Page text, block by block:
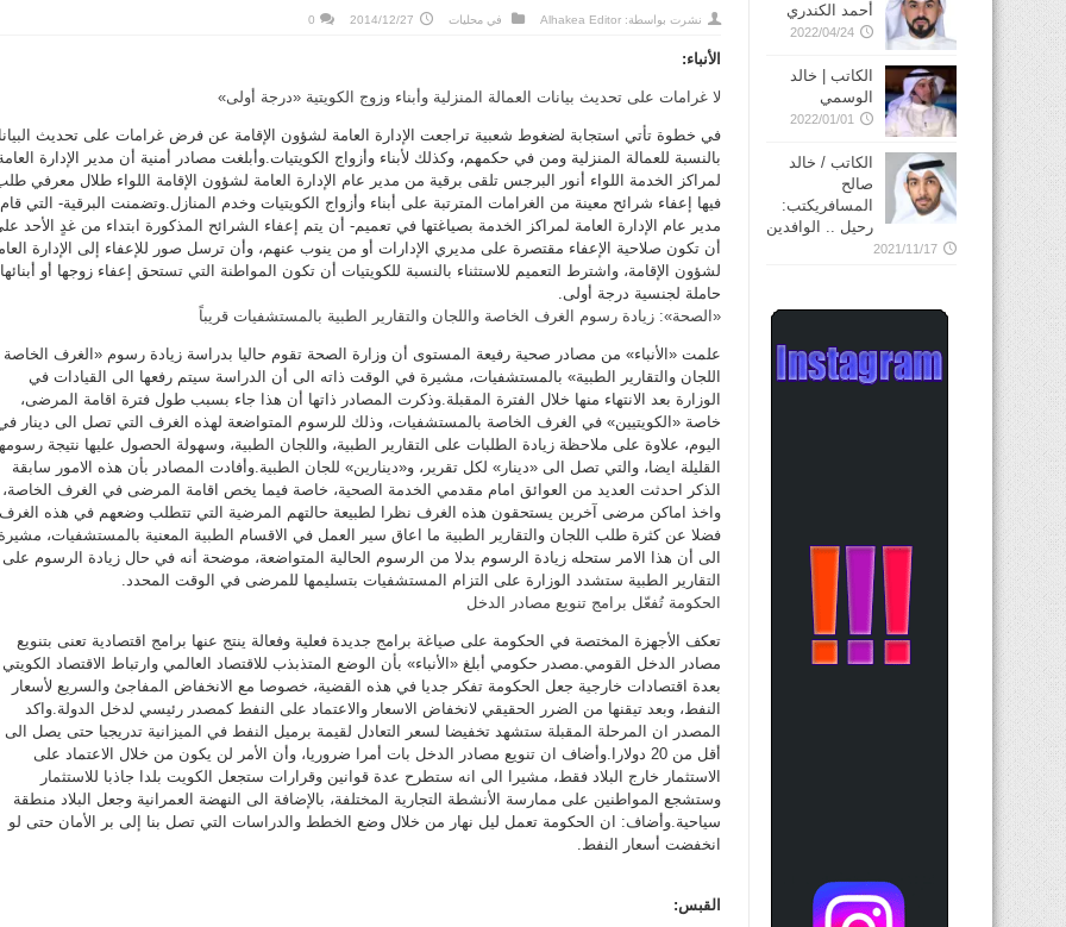
نشرت بواسطة: Alhakea Editor في محليات 2014/12/27
0
الأنباء:
لا غرامات على تحديث بيانات العمالة المنزلية وأبناء وزوج الكويتية «درجة أولى»
في خطوة تأتي استجابة لضغوط شعبية تراجعت الإدارة العامة لشؤون الإقامة عن فرض غرامات على تحديث
بالنسبة للعمالة المنزلية ومن في حكمهم، وكذلك لأبناء وأزواج الكويتيات.وأبلغت مصادر أمنية أن مدير الإدارة
لمراكز الخدمة اللواء أنور البرجس تلقى برقية من مدير عام الإدارة العامة لشؤون الإقامة اللواء طلال معرفي
فيها إعفاء شرائح معينة من الغرامات المترتبة على أبناء وأزواج الكويتيات وخدم المنازل.وتضمنت البرقية- التي قام
مدير عام الإدارة العامة لمراكز الخدمة بصياغتها في تعميم- أن يتم إعفاء الشرائح المذكورة ابتداء من غدٍ الأحد
أن تكون صلاحية الإعفاء مقتصرة على مديري الإدارات أو من ينوب عنهم، وأن ترسل صور للإعفاء إلى الإدارة
لشؤون الإقامة، واشترط التعميم للاستثناء بالنسبة للكويتيات أن تكون المواطنة التي تستحق إعفاء زوجها أو أبنائها
حاملة لجنسية درجة أولى.
«الصحة»: زيادة رسوم الغرف الخاصة واللجان والتقارير الطبية بالمستشفيات قريباً
علمت «الأنباء» من مصادر صحية رفيعة المستوى أن وزارة الصحة تقوم حاليا بدراسة زيادة رسوم «الغرف
اللجان والتقارير الطبية» بالمستشفيات، مشيرة في الوقت ذاته الى أن الدراسة سيتم رفعها الى القيادات في
الوزارة بعد الانتهاء منها خلال الفترة المقبلة.وذكرت المصادر ذاتها أن هذا جاء بسبب طول فترة اقامة المرضى،
خاصة «الكويتيين» في الغرف الخاصة بالمستشفيات، وذلك للرسوم المتواضعة لهذه الغرف التي تصل الى دينار
اليوم، علاوة على ملاحظة زيادة الطلبات على التقارير الطبية، واللجان الطبية، وسهولة الحصول عليها نتيجة
القليلة ايضا، والتي تصل الى «دينار» لكل تقرير، و«دينارين» للجان الطبية.وأفادت المصادر بأن هذه الامور سابقة
الذكر احدثت العديد من العوائق امام مقدمي الخدمة الصحية، خاصة فيما يخص اقامة المرضى في الغرف الخاصة،
واخذ اماكن مرضى آخرين يستحقون هذه الغرف نظرا لطبيعة حالتهم المرضية التي تتطلب وضعهم في هذه
فضلا عن كثرة طلب اللجان والتقارير الطبية ما اعاق سير العمل في الاقسام الطبية المعنية بالمستشفيات،
الى أن هذا الامر ستحله زيادة الرسوم بدلا من الرسوم الحالية المتواضعة، موضحة أنه في حال زيادة الرسوم على
التقارير الطبية ستشدد الوزارة على التزام المستشفيات بتسليمها للمرضى في الوقت المحدد.
الحكومة تُفعّل برامج تنويع مصادر الدخل
تعكف الأجهزة المختصة في الحكومة على صياغة برامج جديدة فعلية وفعالة ينتج عنها برامج اقتصادية تعنى بتنويع
مصادر الدخل القومي.مصدر حكومي أبلغ «الأنباء» بأن الوضع المتذبذب للاقتصاد العالمي وارتباط الاقتصاد الكويتي
بعدة اقتصادات خارجية جعل الحكومة تفكر جديا في هذه القضية، خصوصا مع الانخفاض المفاجئ والسريع لأسعار
النفط، وبعد تيقنها من الضرر الحقيقي لانخفاض الاسعار والاعتماد على النفط كمصدر رئيسي لدخل الدولة.واكد
المصدر ان المرحلة المقبلة ستشهد تخفيضا لسعر التعادل لقيمة برميل النفط في الميزانية تدريجيا حتى يصل الى
أقل من 20 دولارا.وأضاف ان تنويع مصادر الدخل بات أمرا ضروريا، وأن الأمر لن يكون من خلال الاعتماد على
الاستثمار خارج البلاد فقط، مشيرا الى انه ستطرح عدة قوانين وقرارات ستجعل الكويت بلدا جاذبا للاستثمار
وستشجع المواطنين على ممارسة الأنشطة التجارية المختلفة، بالإضافة الى النهضة العمرانية وجعل البلاد منطقة
سياحية.وأضاف: ان الحكومة تعمل ليل نهار من خلال وضع الخطط والدراسات التي تصل بنا إلى بر الأمان حتى لو
انخفضت أسعار النفط.
القبس:
أحمد الكندري
2022/04/24
الكاتب | خالد
الوسمي
2022/01/01
الكاتب / خالد
صالح
المسافريكتب:
رحيل .. الوافدين
2021/11/17